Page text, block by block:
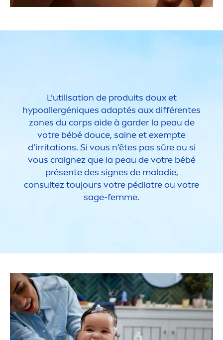
L’utilisation de produits doux et
hypoallergéniques adaptés aux différentes
zones du corps aide à garder la peau de
votre bébé douce, saine et exempte
d’irritations. Si vous n’êtes pas sûre ou si
vous craignez que la peau de votre bébé
présente des signes de maladie,
consultez toujours votre pédiatre ou votre
sage-femme.